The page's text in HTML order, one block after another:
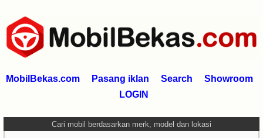
MobilBekas.com Pasang iklan Search
Showroom
LOGIN
Cari mobil berdasarkan merk, model dan lokasi